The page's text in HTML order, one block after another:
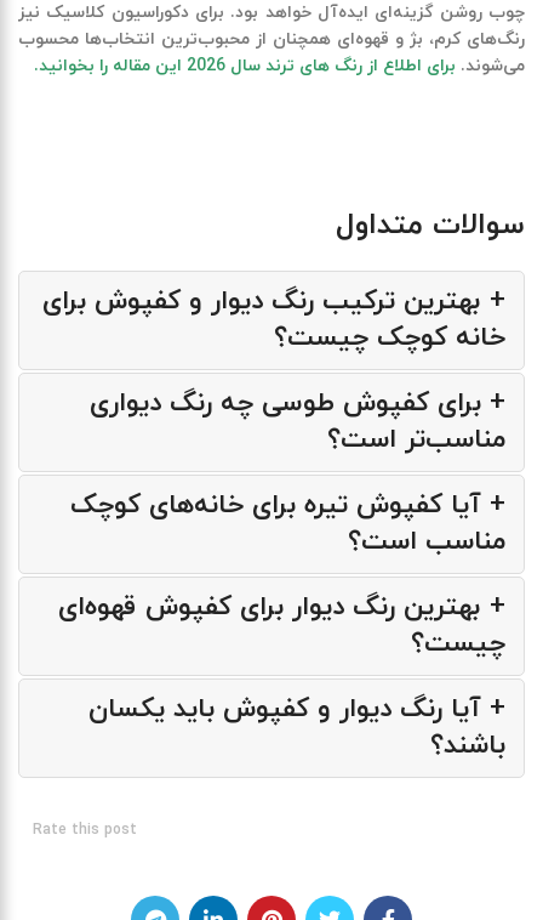
چوب روشن گزینه‌ای ایده‌آل خواهد بود. برای دکوراسیون کلاسیک نیز
رنگ‌های کرم، بژ و قهوه‌ای همچنان از محبوب‌ترین انتخاب‌ها محسوب
می‌شوند. برای اطلاع از رنگ های ترند سال 2026 این مقاله را بخوانید.
سوالات متداول
+ بهترین ترکیب رنگ دیوار و کفپوش برای
خانه کوچک چیست؟
+ برای کفپوش طوسی چه رنگ دیواری
مناسب‌تر است؟
+ آیا کفپوش تیره برای خانه‌های کوچک
مناسب است؟
+ بهترین رنگ دیوار برای کفپوش قهوه‌ای
چیست؟
+ آیا رنگ دیوار و کفپوش باید یکسان
باشند؟
Rate this post